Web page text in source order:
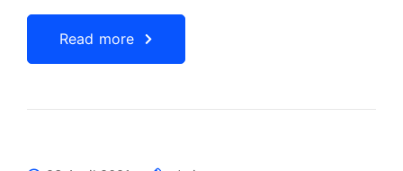
Read more